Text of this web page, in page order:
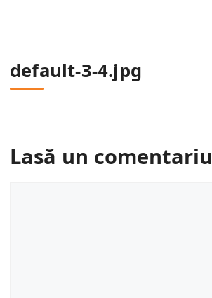
default-3-4.jpg
Lasă un comentariu